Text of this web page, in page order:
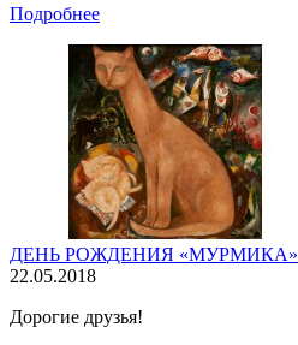
Подробнее
ДЕНЬ РОЖДЕНИЯ «МУРМИКА»
22.05.2018
Дорогие друзья!